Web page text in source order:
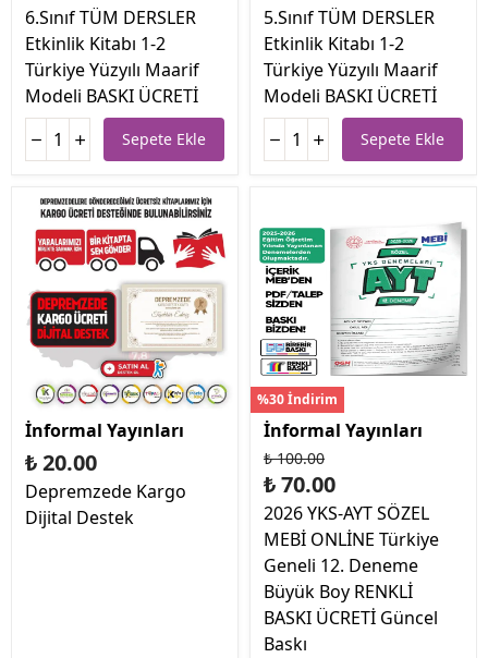
6.Sınıf TÜM DERSLER
Etkinlik Kitabı 1-2
Türkiye Yüzyılı Maarif
Modeli BASKI ÜCRETİ
Sepete Ekle
5.Sınıf TÜM DERSLER
Etkinlik Kitabı 1-2
Türkiye Yüzyılı Maarif
Modeli BASKI ÜCRETİ
Sepete Ekle
İnformal Yayınları
₺ 20.00
Depremzede Kargo
Dijital Destek
%30 İndirim
İnformal Yayınları
₺ 100.00
₺ 70.00
2026 YKS-AYT SÖZEL
MEBİ ONLİNE Türkiye
Geneli 12. Deneme
Büyük Boy RENKLİ
BASKI ÜCRETİ Güncel
Baskı